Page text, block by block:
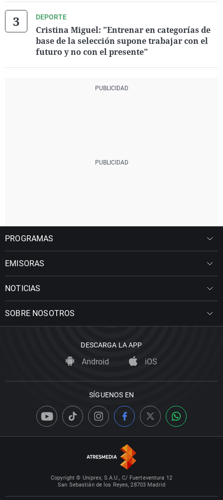
DEPORTE
Cristina Miguel: "Entrenar en categorías de
base de la selección supone trabajar con el
futuro y no con el presente"
PROGRAMAS
EMISORAS
NOTICIAS
SOBRE NOSOTROS
DESCARGA LA APP
Android iOS
SÍGUENOS EN
Copyright © Uniprex, S.A.U., C/ Fuerteventura 12
San Sebastián de los Reyes, 28703 Madrid